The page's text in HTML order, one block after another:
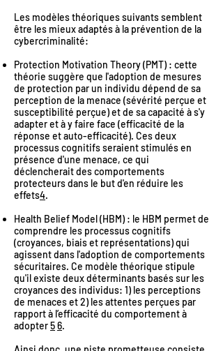
Les modèles théoriques suivants semblent
être les mieux adaptés à la prévention de la
cybercriminalité:
Protection Motivation Theory (PMT) : cette
théorie suggère que l'adoption de mesures
de protection par un individu dépend de sa
perception de la menace (sévérité perçue et
susceptibilité perçue) et de sa capacité à s'y
adapter et à y faire face (efficacité de la
réponse et auto-efficacité). Ces deux
processus cognitifs seraient stimulés en
présence d'une menace, ce qui
déclencherait des comportements
protecteurs dans le but d'en réduire les
effets4.
Health Belief Model (HBM) : le HBM permet de
comprendre les processus cognitifs
(croyances, biais et représentations) qui
agissent dans l'adoption de comportements
sécuritaires. Ce modèle théorique stipule
qu'il existe deux déterminants basés sur les
croyances des individus: 1) les perceptions
de menaces et 2) les attentes perçues par
rapport à l’efficacité du comportement à
adopter56.